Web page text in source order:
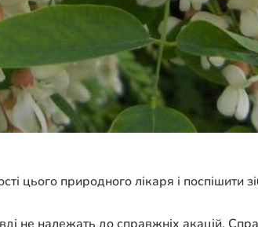
цього природного лікаря і поспішити